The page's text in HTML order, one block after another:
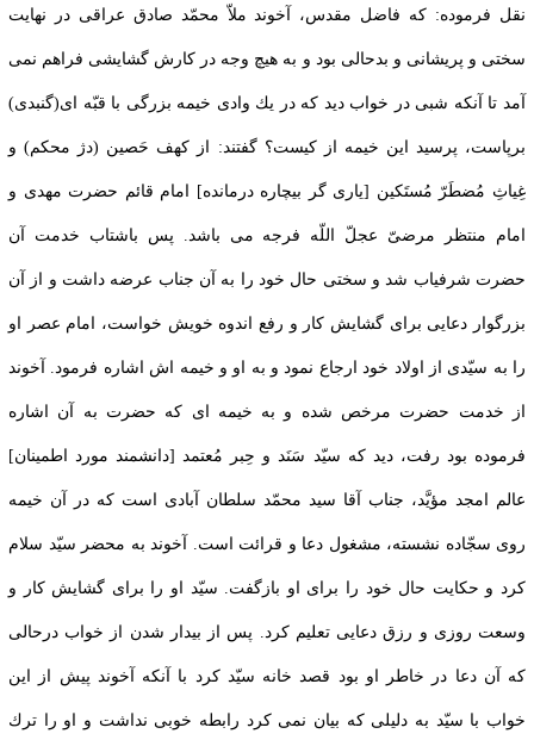
نقل فرموده: كه فاضل مقدس، آخوند ملاّ محمّد صادق عراقى در نهايت
سختى و پريشانی و بدحالى بود و به هيچ‏ وجه در كارش گشايشى فراهم نمی
آمد تا آنكه شبى در خواب ديد كه در يك وادى خيمه بزرگى با قبّه ای(گنبدى)
برپاست، پرسيد اين خيمه از كيست؟ گفتند: از كهف حَصين (دژ محكم) و
غِياثِ مُضطَرّ مُستَكين [ياری گر بيچاره درمانده] امام قائم حضرت مهدى و
امام منتظر مرضىّ عجلّ اللّه فرجه می باشد. پس باشتاب خدمت آن
حضرت شرفياب شد و سختى حال خود را به آن جناب عرضه داشت‏ و از آن
بزرگوار دعايى براى گشايش كار و رفع اندوه خويش خواست، امام عصر او
را به سيّدى از اولاد خود ارجاع نمود و به او و خيمه ‏اش اشاره فرمود. آخوند
از خدمت حضرت مرخص شده و به خيمه‏ اى كه حضرت به آن اشاره
فرموده بود رفت، ديد كه سيّد سَنَد و حِبر مُعتمد [دانشمند مورد اطمينان]
عالم امجد مؤيَّد، جناب آقا سيد محمّد سلطان‏ آبادى است كه در آن خيمه
روى سجّاده نشسته‏، مشغول دعا و قرائت است. آخوند به محضر سيّد سلام
كرد و حكايت حال خود را براى او بازگفت. سيّد او را براى گشايش‏ كار و
وسعت روزى و رزق دعايى تعليم كرد. پس از بيدار شدن از خواب درحالی
كه آن دعا در خاطر او بود قصد خانه سيّد كرد با آنكه آخوند پيش از اين
خواب با سيّد به دليلى كه بيان نمی كرد رابطه خوبى نداشت و او را ترك